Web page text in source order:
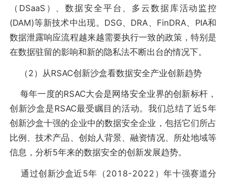
（DSaaS）、数据安全平台、多云数据库活动监控
(DAM)等新技术中出现。DSG、DRA、FinDRA、PIA和
数据泄露响应流程越来越需要执行一致的政策，特别是
在数据驻留的影响和新的隐私法不断出台的情况下。
（2）从RSAC创新沙盒看数据安全产业创新趋势
每年一度的RSAC大会是网络安全业界的创新标杆，
创新沙盒是RSAC最受瞩目的活动。我们总结了近5年
创新沙盒十强的企业中的数据安全企业，包括它们所占
比例、技术产品、创始人背景、融资情况、所处地域等
信息，分析5年来的数据安全的创新发展趋势。
通过创新沙盒近5年（2018-2022）年十强赛道分